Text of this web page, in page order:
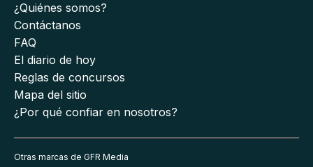
¿Quiénes somos?
Contáctanos
FAQ
El diario de hoy
Reglas de concursos
Mapa del sitio
¿Por qué confiar en nosotros?
Otras marcas de GFR Media